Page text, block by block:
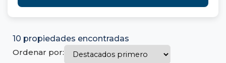
10 propiedades encontradas
Ordenar por: